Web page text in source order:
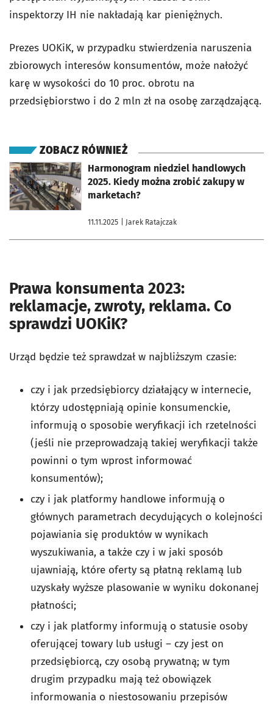
inspektorzy IH nie nakładają kar pieniężnych.
Prezes UOKiK, w przypadku stwierdzenia naruszenia
zbiorowych interesów konsumentów, może nałożyć
karę w wysokości do 10 proc. obrotu na
przedsiębiorstwo i do 2 mln zł na osobę zarządzającą.
ZOBACZ RÓWNIEŻ
Harmonogram niedziel handlowych
2025. Kiedy można zrobić zakupy w
marketach?
11.11.2025 | Jarek Ratajczak
otworzy się w nowej karcie
Prawa konsumenta 2023:
reklamacje, zwroty, reklama. Co
sprawdzi UOKiK?
Urząd będzie też sprawdzał w najbliższym czasie:
czy i jak przedsiębiorcy działający w internecie,
którzy udostępniają opinie konsumenckie,
informują o sposobie weryfikacji ich rzetelności
(jeśli nie przeprowadzają takiej weryfikacji także
powinni o tym wprost informować
konsumentów);
czy i jak platformy handlowe informują o
głównych parametrach decydujących o kolejności
pojawiania się produktów w wynikach
wyszukiwania, a także czy i w jaki sposób
ujawniają, które oferty są płatną reklamą lub
uzyskały wyższe plasowanie w wyniku dokonanej
płatności;
czy i jak platformy informują o statusie osoby
oferującej towary lub usługi – czy jest on
przedsiębiorcą, czy osobą prywatną; w tym
drugim przypadku mają też obowiązek
informowania o niestosowaniu przepisów